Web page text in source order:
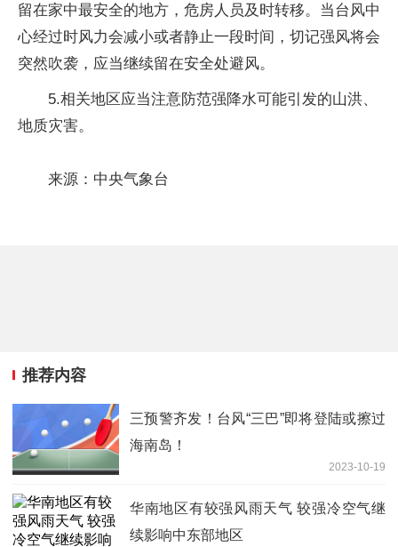
留在家中最安全的地方，危房人员及时转移。当台风中
心经过时风力会减小或者静止一段时间，切记强风将会
突然吹袭，应当继续留在安全处避风。
5.相关地区应当注意防范强降水可能引发的山洪、
地质灾害。
来源：中央气象台
推荐内容
三预警齐发！台风“三巴”即将登陆或擦过
海南岛！
2023-10-19
华南地区有较强风雨天气 较强冷空气继
续影响中东部地区